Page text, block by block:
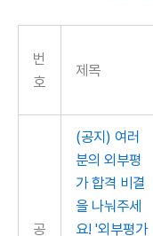
번
호
제목
공
(공지) 여러
분의 외부평
가 합격 비결
을 나눠주세
요! '외부평가